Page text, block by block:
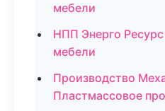
мебели
НПП Энерго
мебели
Производство
Пластмассовое